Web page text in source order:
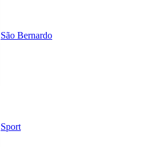
São Bernardo
Sport